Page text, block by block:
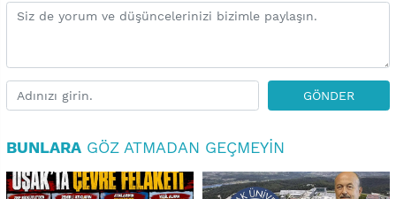
GÖNDER
BUNLARA GÖZ ATMADAN GEÇMEYIN